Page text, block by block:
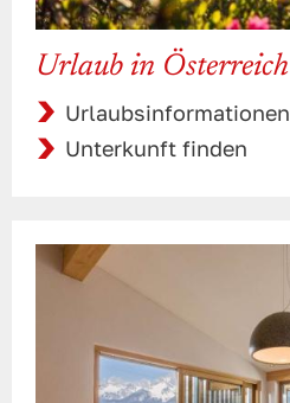
Urlaub in Österreich
Urlaubsinformationen
Unterkunft finden